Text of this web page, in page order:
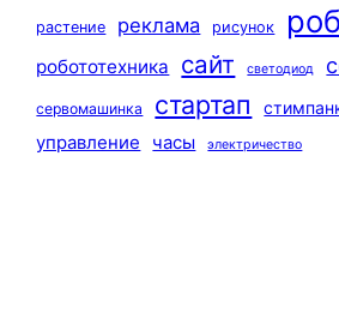
растение реклама рисунок
робототехника сайт светодиод
сервомашинка стартап
управление часы электричество